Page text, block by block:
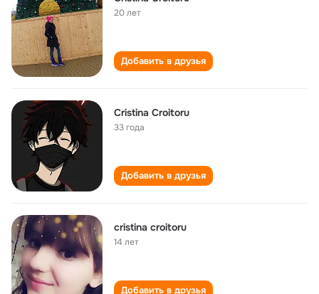
20 лет
Добавить в друзья
Cristina Croitoru
33 года
Добавить в друзья
cristina croitoru
14 лет
Добавить в друзья